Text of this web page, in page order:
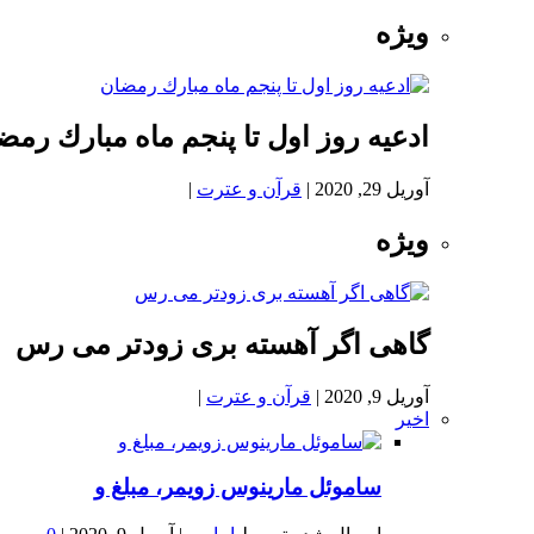
ویژه
ادعيه روز اول تا پنجم ماه مبارك
آوریل 29, 2020 | قرآن و عترت |
ویژه
گاهی اگر آهسته بری زودتر می رس
آوریل 9, 2020 | قرآن و عترت |
اخیر
ساموئل مارینوس زویمر، مبلغ و